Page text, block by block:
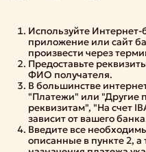
Используйте
приложение или сайт
произвести через
Предоставьте
ФИО получателя.
В большинстве
"Платежи" или "Другие
реквизитам", "На счет
зависит от вашего
Введите все
описанные в пункте 2,